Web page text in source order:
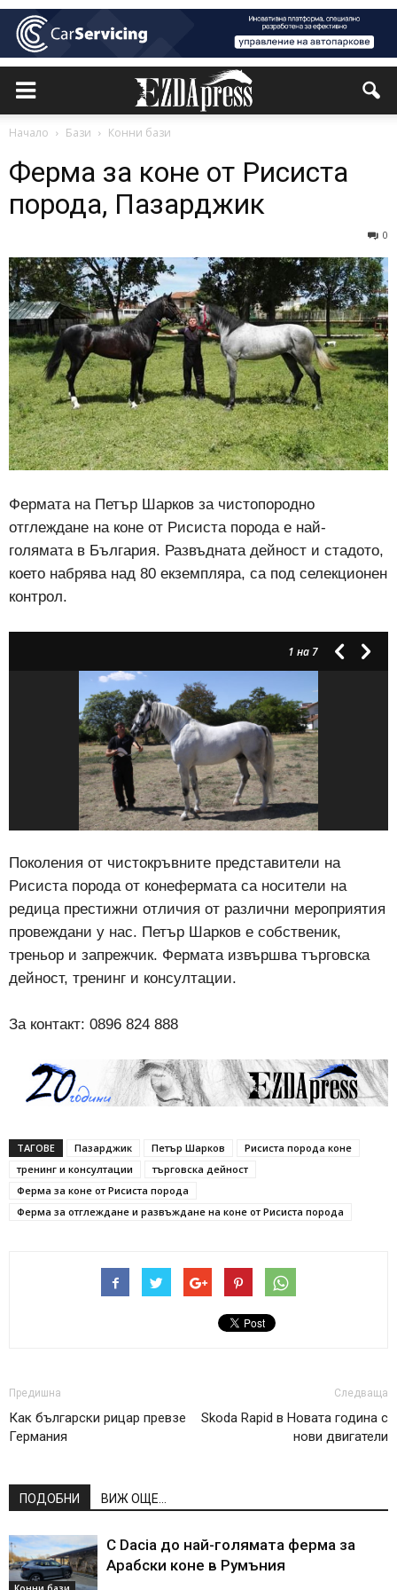
Начало Бази Конни бази
Ферма за коне от Рисиста
порода, Пазарджик
0
Фермата на Петър Шарков за чистопородно
отглеждане на коне от Рисиста порода е най-
голямата в България. Развъдната дейност и стадото,
което набрява над 80 екземпляра, са под селекционен
контрол.
1 на 7
Поколения от чистокръвните представители на
Рисиста порода от конефермата са носители на
редица престижни отличия от различни мероприятия
провеждани у нас. Петър Шарков е собственик,
треньор и запрежчик. Фермата извършва търговска
дейност, тренинг и консултации.
За контакт: 0896 824 888
ТАГОВЕ Пазарджик Петър Шарков
Рисиста порода коне
тренинг и консултации
търговска дейност
Ферма за коне от Рисиста порода
Ферма за отглеждане и развъждане на коне от Рисиста порода
Предишна
Как български рицар превзе
Германия
Следваща
Skoda Rapid в Новата година с
нови двигатели
ПОДОБНИ ВИЖ ОЩЕ...
С Dacia до най-голямата ферма за
Арабски коне в Румъния